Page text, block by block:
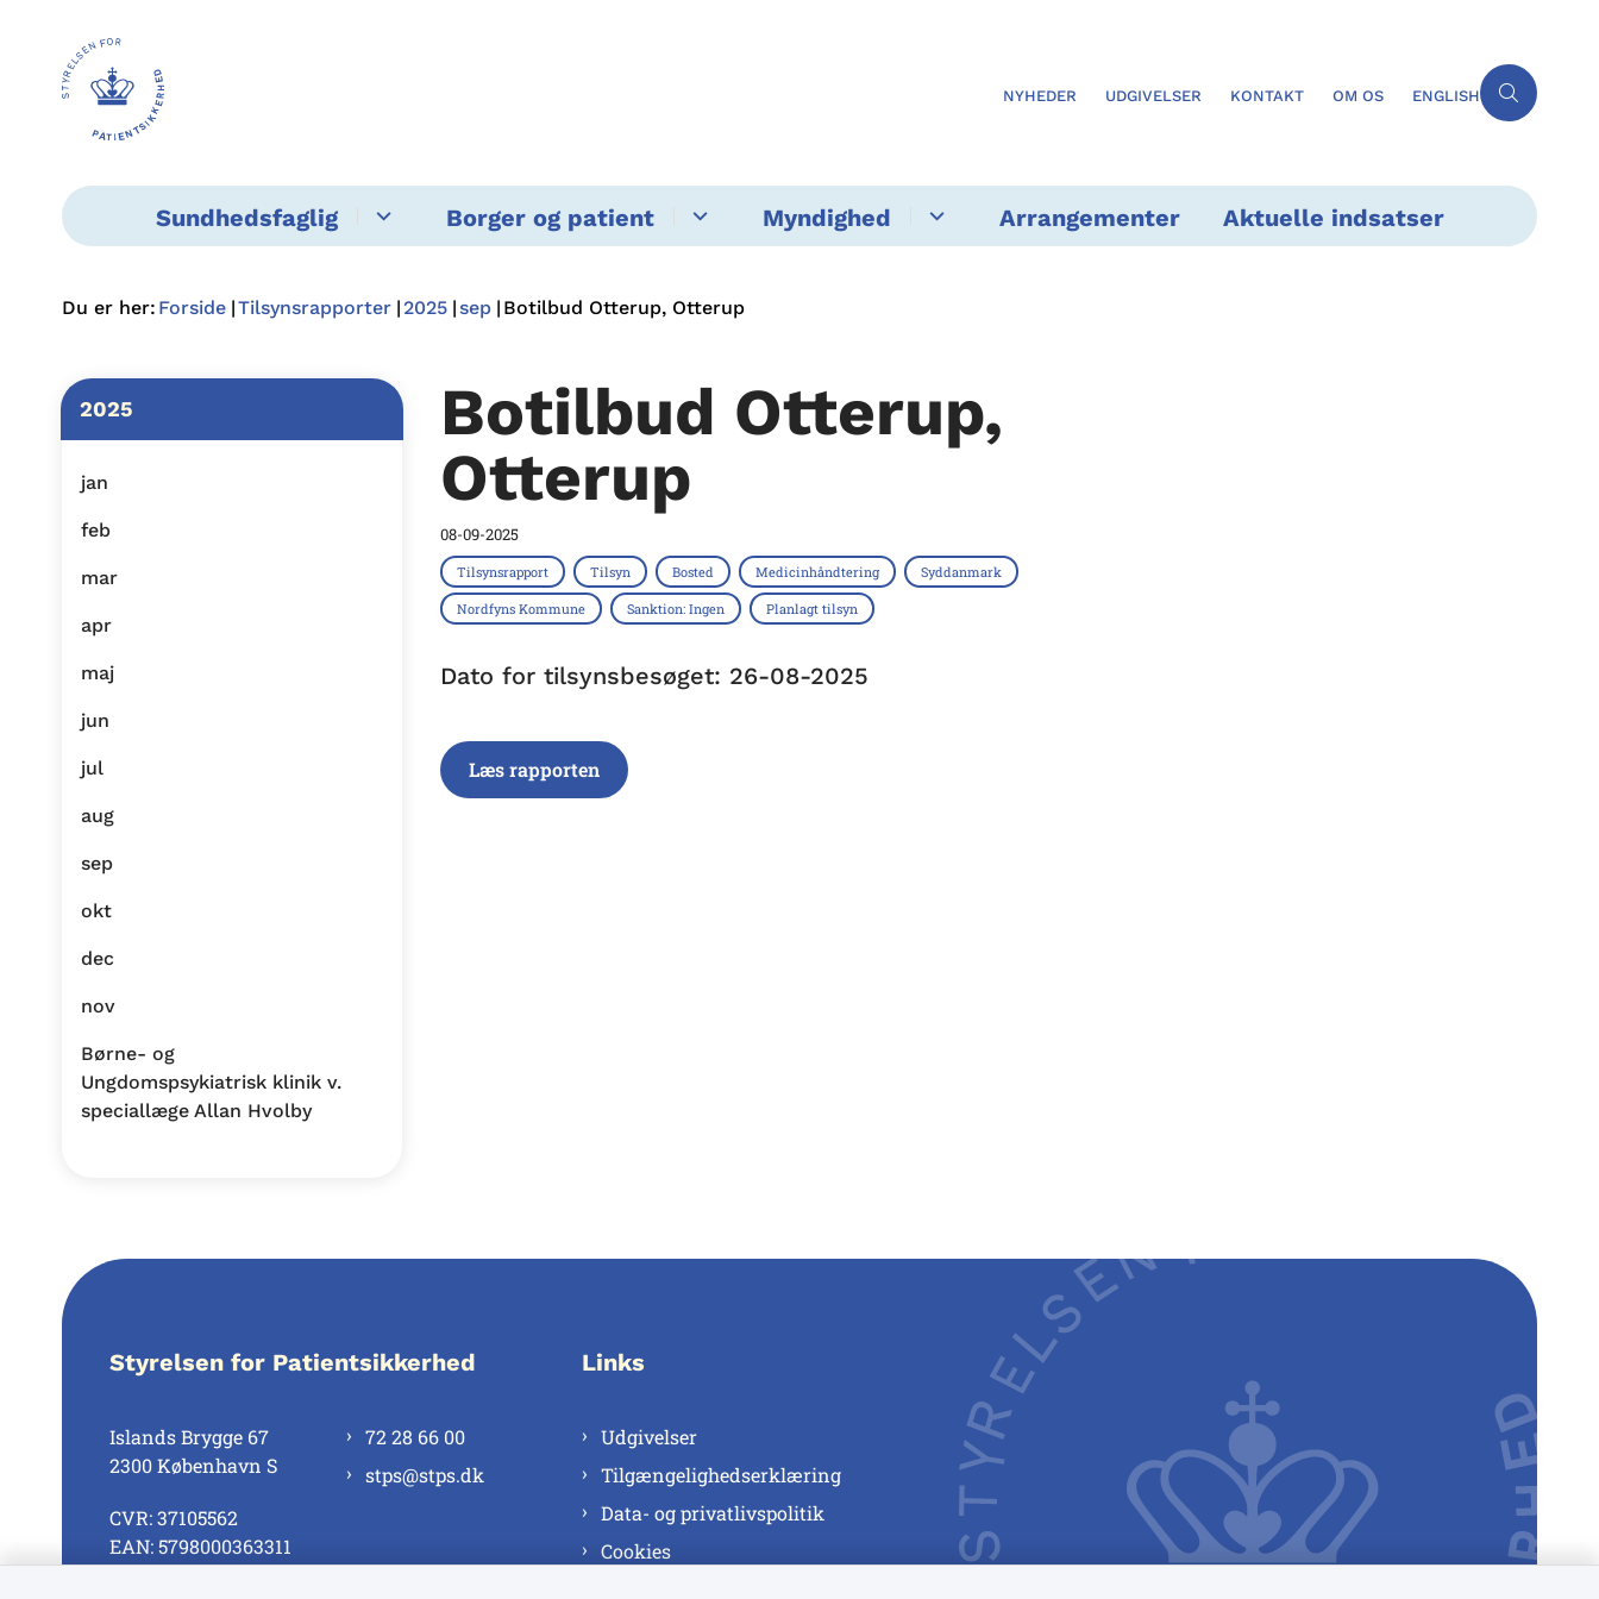
NYHEDER UDGIVELSER KONTAKT OM OS ENGLISH
Sundhedsfaglig Borger og patient Myndighed Arrangementer Aktuelle indsatser
Du er her: Forside Tilsynsrapporter 2025 sep Botilbud Otterup, Otterup
2025
jan
feb
mar
apr
maj
jun
jul
aug
sep
okt
dec
nov
Børne- og
Ungdomspsykiatrisk klinik v.
speciallæge Allan Hvolby
Botilbud Otterup,
Otterup
08-09-2025
Tilsynsrapport Tilsyn Bosted Medicinhåndtering Syddanmark
Nordfyns Kommune Sanktion: Ingen Planlagt tilsyn
Dato for tilsynsbesøget: 26-08-2025
Læs rapporten
Styrelsen for Patientsikkerhed
Islands Brygge 67
2300 København S
CVR: 37105562
EAN: 5798000363311
72 28 66 00
stps@stps.dk
Links
Udgivelser
Tilgængelighedserklæring
Data- og privatlivspolitik
Cookies